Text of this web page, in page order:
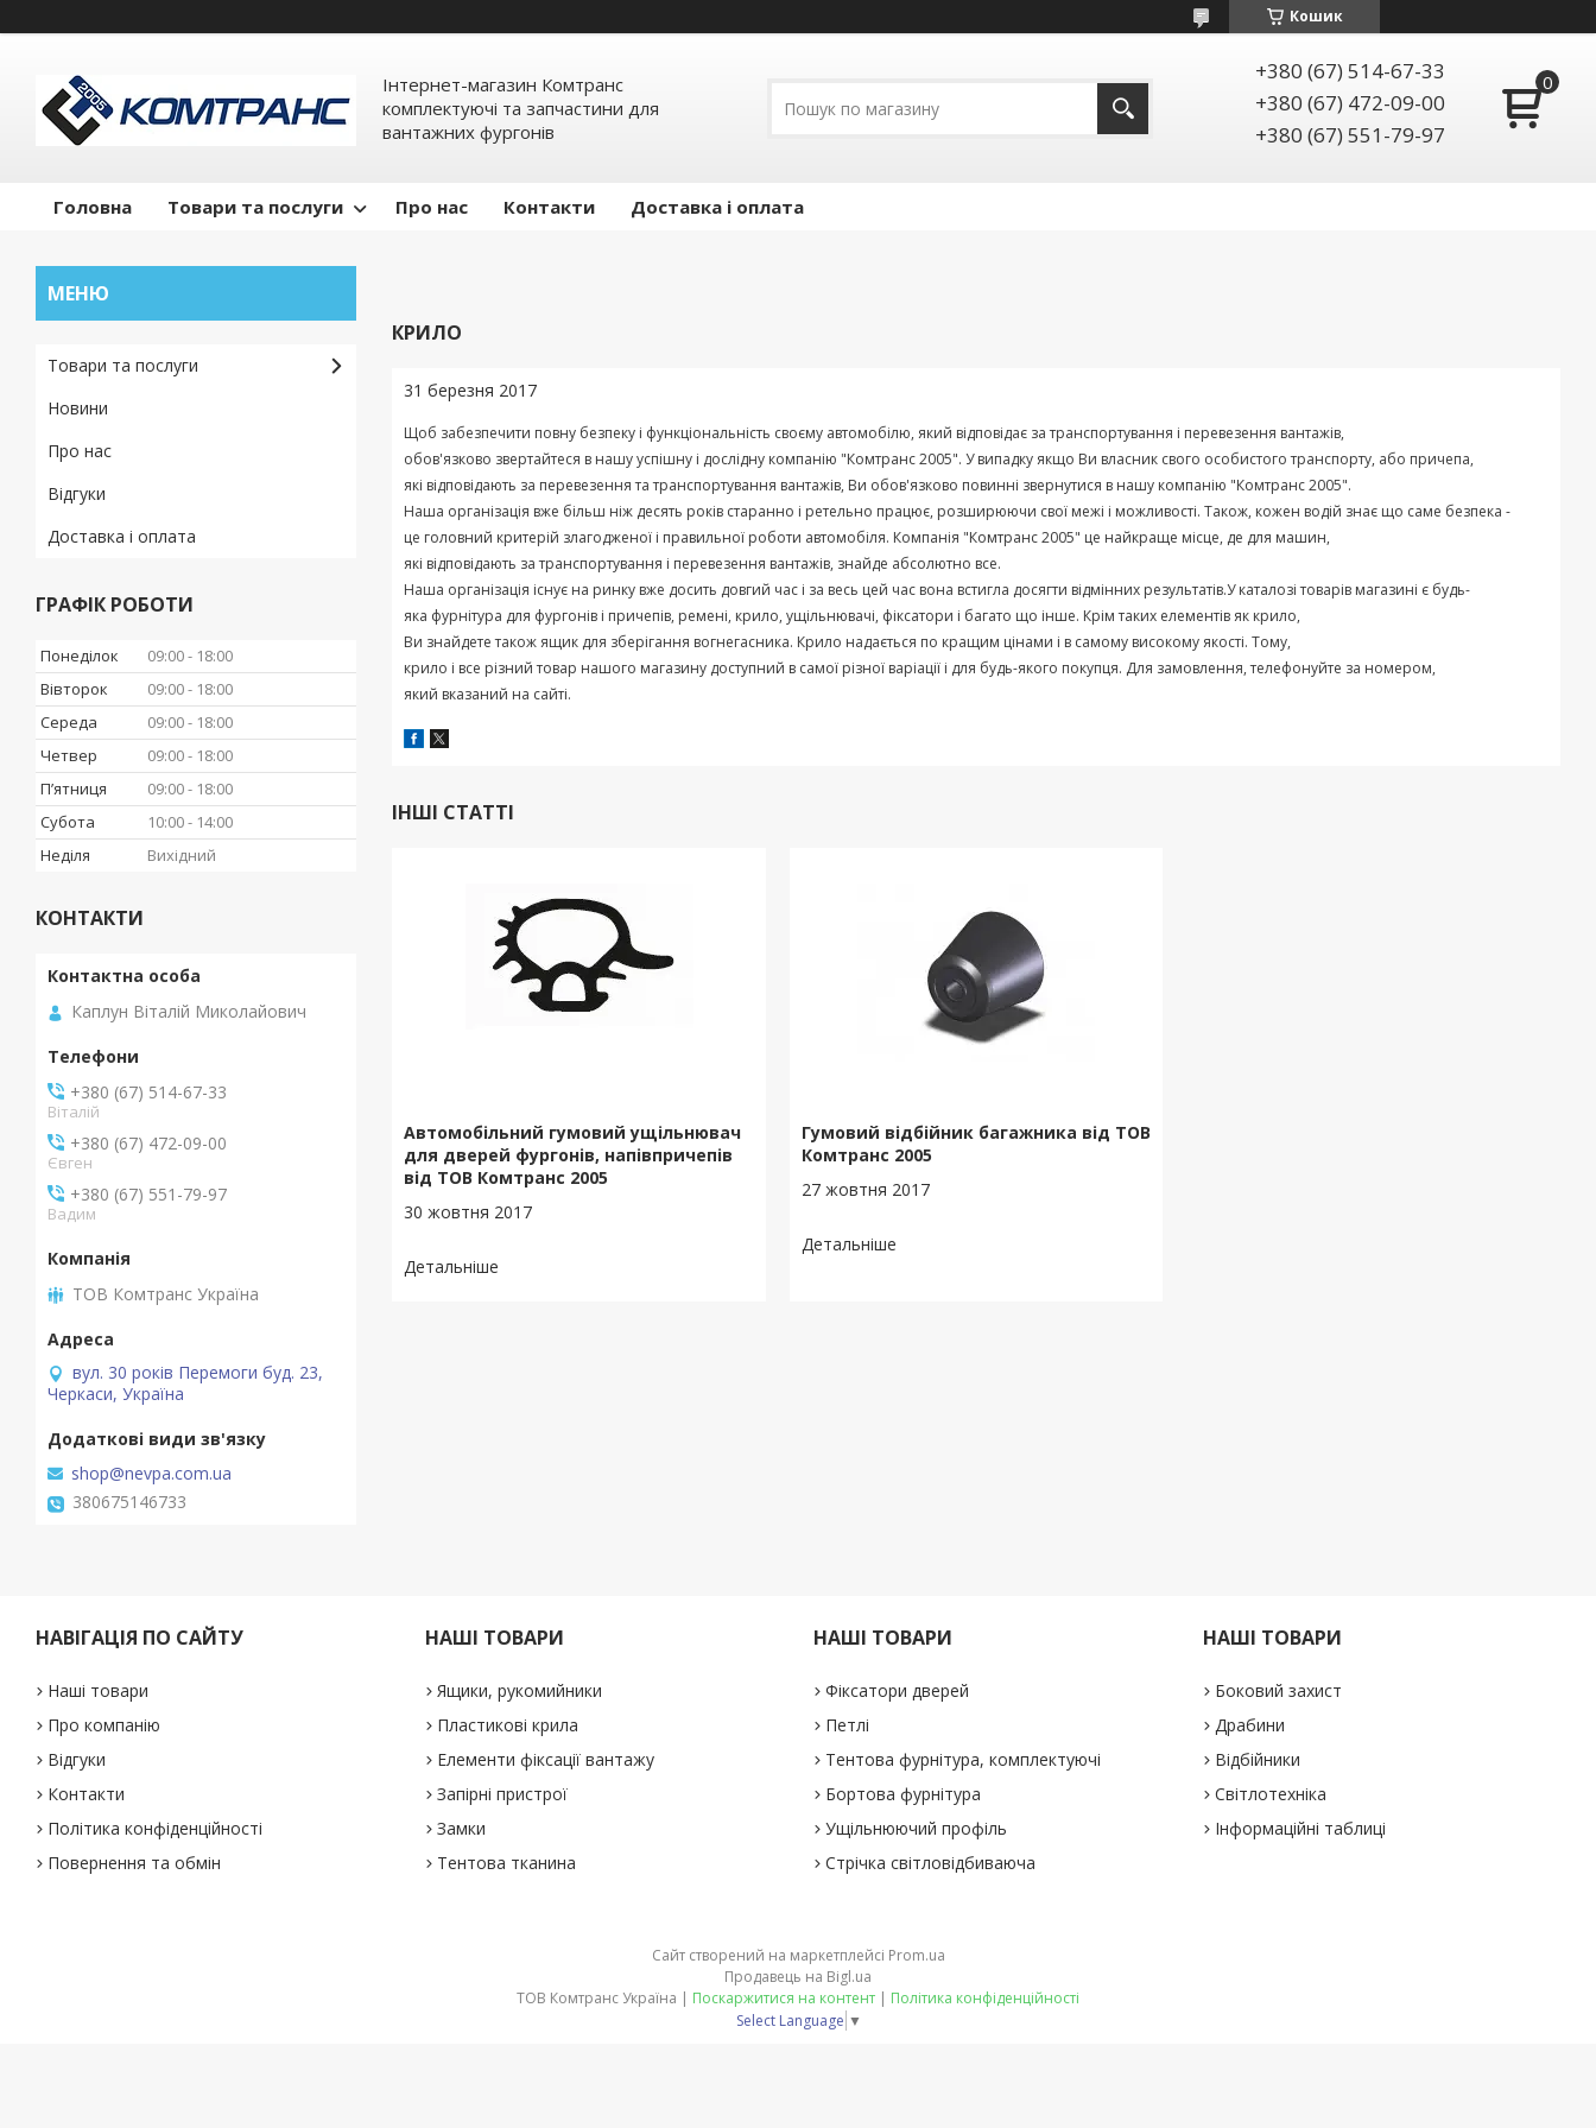
Кошик
Інтернет-магазин Комтранс
комплектуючі та запчастини для
вантажних фургонів
+380 (67) 514-67-33
+380 (67) 472-09-00
+380 (67) 551-79-97
Головна Товари та послуги Про нас Контакти Доставка і оплата
КРИЛО
31 березня 2017
Щоб забезпечити повну безпеку і функціональність своєму автомобілю, який відповідає за транспортування і перевезення вантажів,
обов'язково звертайтеся в нашууспішну і дослідну компанію "Комтранс2005". У випадкуякщо Ви власник свого особистого транспорту, або причепа,
які відповідають за перевезення та транспортування вантажів, Ви обов'язково повинні звернутися в нашу компанію "Комтранс2005".
Наша організація вже більш ніж десять років старанно і ретельно працює, розширюючи свої межі і можливості. Також, кожен водій знає що саме безпека -
це головний критерій злагодженої і правильної роботи автомобіля. Компанія "Комтранс2005" це найкраще місце, де для машин,
які відповідають за транспортування і перевезення вантажів, знайде абсолютно все.
Наша організація існує на ринку вже досить довгий час і за весь цей час вона встигла досягти відмінних результатів.У каталозі товарів магазині є будь-
яка фурнітура для фургонів і причепів, ремені, крило, ущільнювачі, фіксатори і багато що інше. Крім таких елементівяк крило,
Ви знайдете такожящик для зберігання вогнегасника. Крило надається по кращим цінами і в самому високомуякості. Тому,
крило і все різний товар нашого магазину доступний в самої різної варіації і для будь-якого покупця. Для замовлення,телефонуйте за номером,
який вказаний на сайті.
ІНШІ СТАТТІ
Автомобільний гумовий ущільнювач
для дверей фургонів, напівпричепів
від ТОВ Комтранс 2005
30 жовтня 2017
Гумовий відбійник багажника від ТОВ
Комтранс 2005
27 жовтня 2017
Товари та послуги
Новини
Про нас
Відгуки
Доставка і оплата
ГРАФІК РОБОТИ
Понеділок 09:00
18:00
Вівторок
09:00
18:00
Середа
09:00
18:00
Четвер
09:00
18:00
Пʼятниця
09:00
18:00
Субота
10:00
14:00
Неділя
Вихідний
КОНТАКТИ
Каплун Віталій Миколайович
+380 (67) 514-67-33
Віталій
+380 (67) 472-09-00
Євген
+380 (67) 551-79-97
Вадим
ТОВ Комтранс Україна
вул. 30 років Перемоги буд. 23,
Черкаси, Україна
shop@nevpa.com.ua
380675146733
НАВІГАЦІЯ ПО САЙТУ
Наші товари
Про компанію
Відгуки
Контакти
Політика конфіденційності
Повернення та обмін
НАШІ ТОВАРИ
Ящики, рукомийники
Пластикові крила
Елементи фіксації вантажу
Запірні пристрої
Замки
Тентова тканина
НАШІ ТОВАРИ
Фіксатори дверей
Петлі
Тентова фурнітура, комплектуючі
Бортова фурнітура
Ущільнюючий профіль
Стрічка світловідбиваюча
НАШІ ТОВАРИ
Боковий захист
Драбини
Відбійники
Світлотехніка
Інформаційні таблиці
Сайт створений на маркетплейсі Prom.ua
Продавець на Bigl.ua
ТОВ Комтранс Україна | Поскаржитися на контент | Політика конфіденційності
Select Language ▼